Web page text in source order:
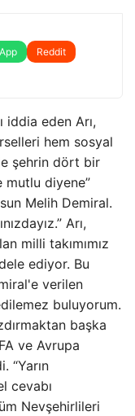
Reddit
iddia eden Arı,
hem sosyal
şehrin dört bir
mutlu diyene”
Melih Demiral.
Arı,
milli takımımız
ediyor. Bu
verilen
buluyorum.
başka
ve Avrupa
“Yarın
cevabı
Nevşehirlileri